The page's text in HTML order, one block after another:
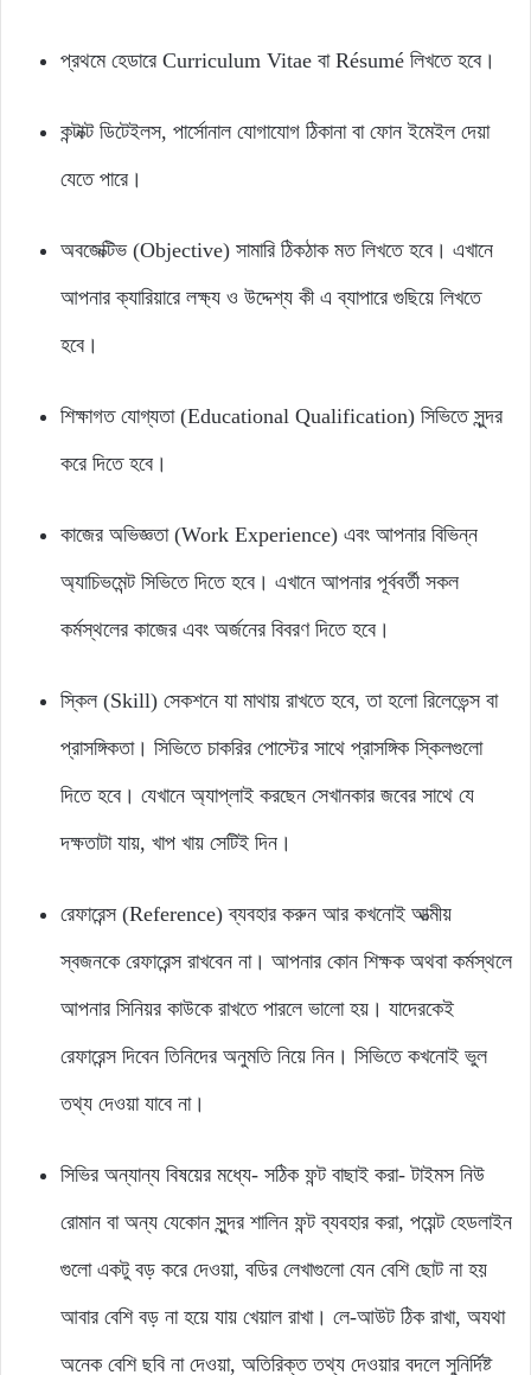
প্রথমে হেডারে Curriculum Vitae বা Résumé লিখতে হবে।
কন্টাক্ট ডিটেইলস, পার্সোনাল যোগাযোগ ঠিকানা বা ফোন ইমেইল দেয়া
যেতে পারে।
অবজেক্টিভ (Objective) সামারি ঠিকঠাক মত লিখতে হবে। এখানে
আপনার ক্যারিয়ারে লক্ষ্য ও উদ্দেশ্য কী এ ব্যাপারে গুছিয়ে লিখতে
হবে।
শিক্ষাগত যোগ্যতা (Educational Qualification) সিভিতে সুন্দর
করে দিতে হবে।
কাজের অভিজ্ঞতা (Work Experience) এবং আপনার বিভিন্ন
অ্যাচিভমেন্ট সিভিতে দিতে হবে। এখানে আপনার পূর্ববর্তী সকল
কর্মস্থলের কাজের এবং অর্জনের বিবরণ দিতে হবে।
স্কিল (Skill) সেকশনে যা মাথায় রাখতে হবে, তা হলো রিলেভেন্স বা
প্রাসঙ্গিকতা। সিভিতে চাকরির পোস্টের সাথে প্রাসঙ্গিক স্কিলগুলো
দিতে হবে। যেখানে অ্যাপ্লাই করছেন সেখানকার জবের সাথে যে
দক্ষতাটা যায়, খাপ খায় সেটিই দিন।
রেফারেন্স (Reference) ব্যবহার করুন আর কখনোই আত্মীয়
স্বজনকে রেফারেন্স রাখবেন না। আপনার কোন শিক্ষক অথবা কর্মস্থলে
আপনার সিনিয়র কাউকে রাখতে পারলে ভালো হয়। যাদেরকেই
রেফারেন্স দিবেন তিনিদের অনুমতি নিয়ে নিন। সিভিতে কখনোই ভুল
তথ্য দেওয়া যাবে না।
সিভির অন্যান্য বিষয়ের মধ্যে- সঠিক ফন্ট বাছাই করা- টাইমস নিউ
রোমান বা অন্য যেকোন সুন্দর শালিন ফন্ট ব্যবহার করা, পয়েন্ট হেডলাইন
গুলো একটু বড় করে দেওয়া, বডির লেখাগুলো যেন বেশি ছোট না হয়
আবার বেশি বড় না হয়ে যায় খেয়াল রাখা। লে-আউট ঠিক রাখা, অযথা
অনেক বেশি ছবি না দেওয়া, অতিরিক্ত তথ্য দেওয়ার বদলে সুনির্দিষ্ট